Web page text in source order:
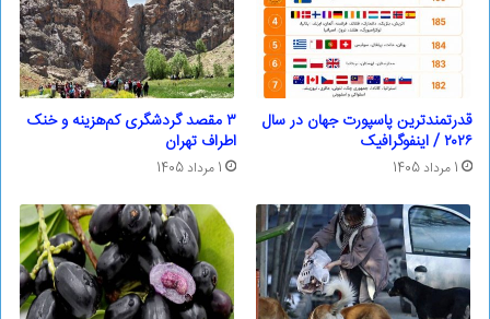
قدرتمندترین پاسپورت‌ جهان در سال
۲۰۲۶ / اینفوگرافیک
1 مرداد 1405
۳ مقصد گردشگری کم‌هزینه و خنک
اطراف تهران
1 مرداد 1405